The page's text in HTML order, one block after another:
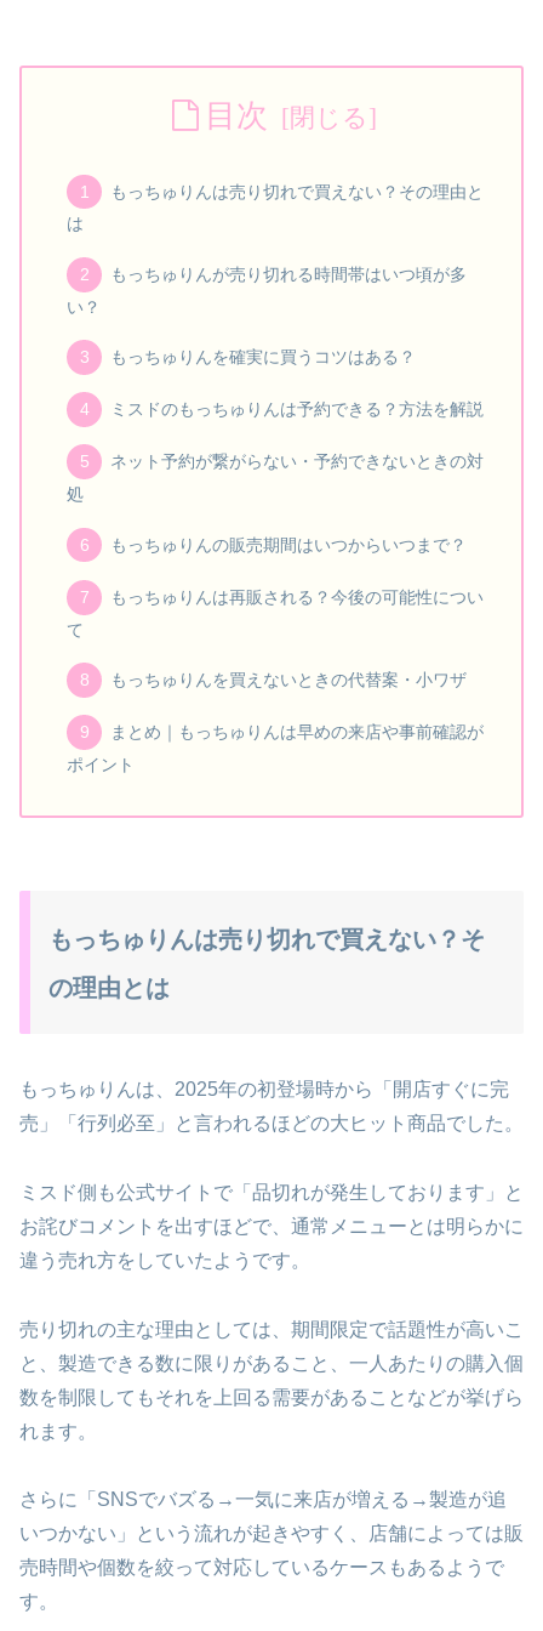
目次
もっちゅりんは売り切れで買えない？その理由と
は
もっちゅりんが売り切れる時間帯はいつ頃が多
い？
もっちゅりんを確実に買うコツはある？
ミスドのもっちゅりんは予約できる？方法を解説
ネット予約が繋がらない・予約できないときの対
処
もっちゅりんの販売期間はいつからいつまで？
もっちゅりんは再販される？今後の可能性につい
て
もっちゅりんを買えないときの代替案・小ワザ
まとめ｜もっちゅりんは早めの来店や事前確認が
ポイント
もっちゅりんは売り切れで買えない？そ
の理由とは
もっちゅりんは、2025年の初登場時から「開店すぐに完
売」「行列必至」と言われるほどの大ヒット商品でした。
ミスド側も公式サイトで「品切れが発生しております」と
お詫びコメントを出すほどで、通常メニューとは明らかに
違う売れ方をしていたようです。
売り切れの主な理由としては、期間限定で話題性が高いこ
と、製造できる数に限りがあること、一人あたりの購入個
数を制限してもそれを上回る需要があることなどが挙げら
れます。
さらに「SNSでバズる→一気に来店が増える→製造が追
いつかない」という流れが起きやすく、店舗によっては販
売時間や個数を絞って対応しているケースもあるようで
す。